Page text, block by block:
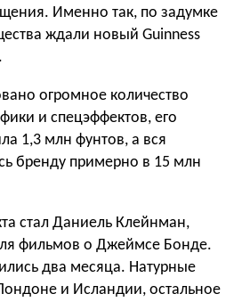
Именно так, по задумке
ждали новый Guinness
огромное количество
и спецэффектов, его
1,3 млн фунтов, а вся
бренду примерно в 15 млн
стал Даниель Клейнман,
фильмов о Джеймсе Бонде.
два месяца. Натурные
и Исландии, остальное